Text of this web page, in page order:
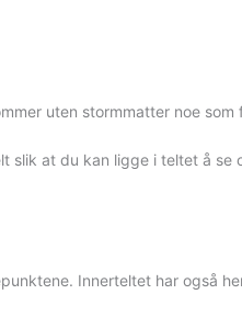
uten stormmatter noe som
slik at du kan ligge i teltet å se
Innerteltet har også